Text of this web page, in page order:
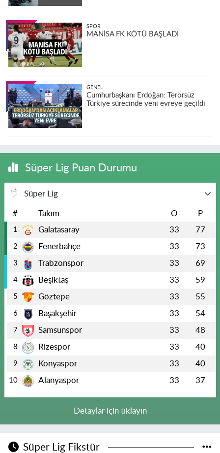
SPOR
MANİSA FK KÖTÜ BAŞLADI
GENEL
Cumhurbaşkanı Erdoğan: Terörsüz
Türkiye sürecinde yeni evreye geçildi
Süper Lig Puan Durumu
Süper Lig
# Takım O P
1 Galatasaray 33 77
2 Fenerbahçe 33 73
3 Trabzonspor 33 69
4 Beşiktaş 33 59
5 Göztepe 33 55
6 Başakşehir 33 54
7 Samsunspor 33 48
8 Rizespor 33 40
9 Konyaspor 33 40
10 Alanyaspor 33 37
Detaylar için tıklayın
Süper Lig Fikstür